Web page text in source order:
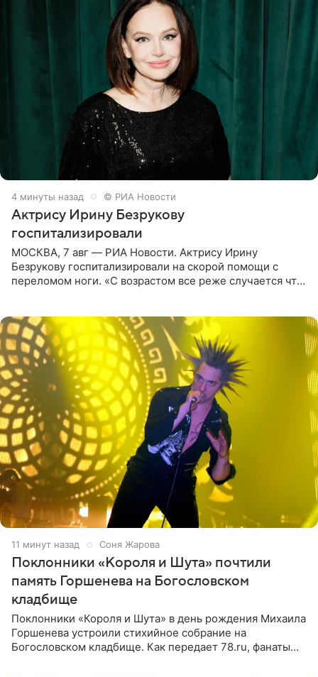
4 минуты назад © РИА Новости
Актрису Ирину Безрукову
госпитализировали
МОСКВА, 7 авг — РИА Новости. Актрису Ирину
Безрукову госпитализировали на скорой помощи с
переломом ноги. «С возрастом все реже случается что-
11 минут назад Соня Жарова
Поклонники «Короля и Шута» почтили
память Горшенева на Богословском
кладбище
Поклонники «Короля и Шута» в день рождения Михаила
Горшенева устроили стихийное собрание на
Богословском кладбище. Как передает 78.ru, фанаты